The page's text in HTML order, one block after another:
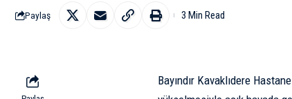
Paylaş 3 Min Read
Bayındır Kavaklıdere